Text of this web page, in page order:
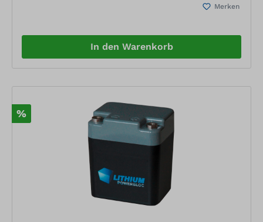
Merken
In den Warenkorb
%